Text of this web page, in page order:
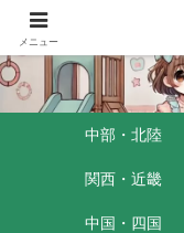
中部・北陸
関西・近畿
中国・四国
メニュー